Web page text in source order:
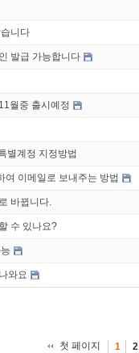
니다
발급 가능합니다
월중 출시예정
별계정 지정방법
여 이메일로 보내주는 방법
바뀝니다.
수 있나요?
와요
첫 페이지 1 2